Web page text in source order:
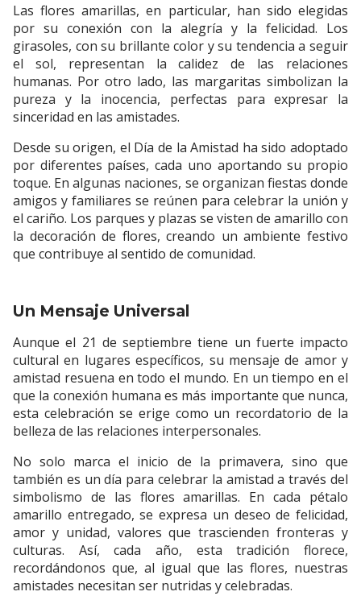
Las flores amarillas, en particular, han sido elegidas
por su conexión con la alegría y la felicidad. Los
girasoles, con su brillante color y su tendencia a seguir
el sol, representan la calidez de las relaciones
humanas. Por otro lado, las margaritas simbolizan la
pureza y la inocencia, perfectas para expresar la
sinceridad en las amistades.
Desde su origen, el Día de la Amistad ha sido adoptado
por diferentes países, cada uno aportando su propio
toque. En algunas naciones, se organizan fiestas donde
amigos y familiares se reúnen para celebrar la unión y
el cariño. Los parques y plazas se visten de amarillo con
la decoración de flores, creando un ambiente festivo
que contribuye al sentido de comunidad.
Un Mensaje Universal
Aunque el 21 de septiembre tiene un fuerte impacto
cultural en lugares específicos, su mensaje de amor y
amistad resuena en todo el mundo. En un tiempo en el
que la conexión humana es más importante que nunca,
esta celebración se erige como un recordatorio de la
belleza de las relaciones interpersonales.
No solo marca el inicio de la primavera, sino que
también es un día para celebrar la amistad a través del
simbolismo de las flores amarillas. En cada pétalo
amarillo entregado, se expresa un deseo de felicidad,
amor y unidad, valores que trascienden fronteras y
culturas. Así, cada año, esta tradición florece,
recordándonos que, al igual que las flores, nuestras
amistades necesitan ser nutridas y celebradas.